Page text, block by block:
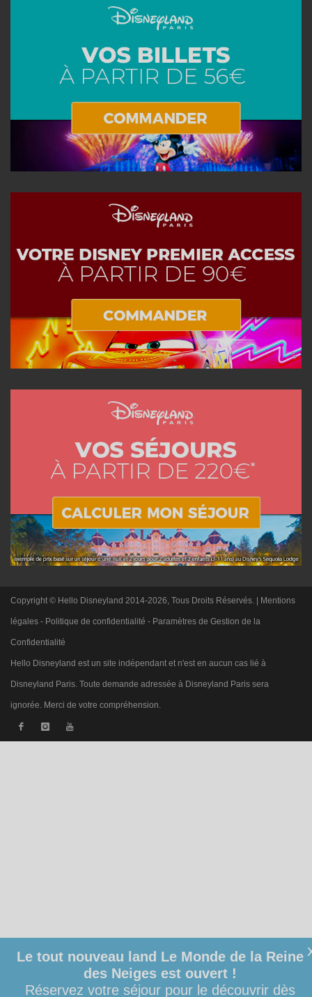
Copyright © Hello Disneyland 2014-2026, Tous Droits Réservés. | Mentions
légales - Politique de confidentialité - Paramètres de Gestion de la
Confidentialité
Hello Disneyland est un site indépendant et n'est en aucun cas lié à
Disneyland Paris. Toute demande adressée à Disneyland Paris sera
ignorée. Merci de votre compréhension.
Le tout nouveau land Le Monde de la Reine
des Neiges est ouvert !
Réservez votre séjour pour le découvrir dès